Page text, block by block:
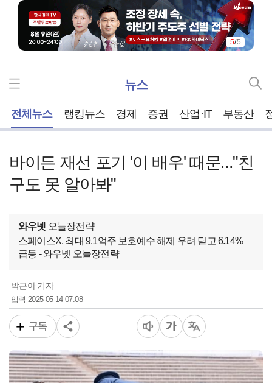
5/5
뉴스
전체뉴스 랭킹뉴스 경제 증권 산업·IT 부동산
바이든 재선 포기 '이 배우' 때문..."친
구도 못 알아봐"
와우넷 오늘장전략
스페이스X, 최대 9.1억주 보호예수 해제 우려 딛고 6.14%
급등 - 와우넷 오늘장전략
박근아 기자
입력2025-05-14 07:08
구독